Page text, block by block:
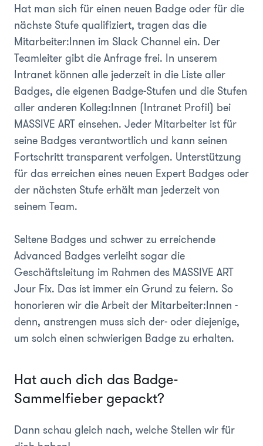
Hat man sich für einen neuen Badge oder für die
nächste Stufe qualifiziert, tragen das die
Mitarbeiter:Innen im Slack Channel ein. Der
Teamleiter gibt die Anfrage frei. In unserem
Intranet können alle jederzeit in die Liste aller
Badges, die eigenen Badge-Stufen und die Stufen
aller anderen Kolleg:Innen (Intranet Profil) bei
MASSIVE ART einsehen. Jeder Mitarbeiter ist für
seine Badges verantwortlich und kann seinen
Fortschritt transparent verfolgen. Unterstützung
für das erreichen eines neuen Expert Badges oder
der nächsten Stufe erhält man jederzeit von
seinem Team.
Seltene Badges und schwer zu erreichende
Advanced Badges verleiht sogar die
Geschäftsleitung im Rahmen des MASSIVE ART
Jour Fix. Das ist immer ein Grund zu feiern. So
honorieren wir die Arbeit der Mitarbeiter:Innen -
denn, anstrengen muss sich der- oder diejenige,
um solch einen schwierigen Badge zu erhalten.
Hat auch dich das Badge-
Sammelfieber gepackt?
Dann schau gleich nach, welche Stellen wir für